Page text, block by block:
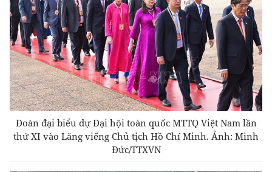
Đoàn đại biểu dự Đại hội toàn quốc MTTQ Việt Nam lần
thứ XI vào Lăng viếng Chủ tịch Hồ Chí Minh. Ảnh: Minh
Đức/TTXVN